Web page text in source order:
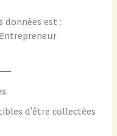
données est :
d’être collectées